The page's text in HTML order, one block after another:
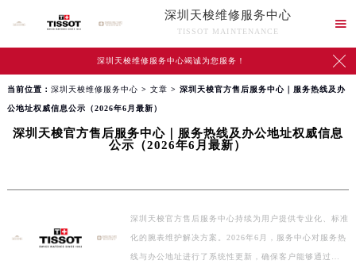
深圳天梭维修服务中心
TISSOT MAINTENANCE

深圳天梭维修服务中心竭诚为您服务！ 
当前位置： 深圳天梭维修服务中心 > 文章 > 深圳天梭官方售后服务中心｜服务热线及办
公地址权威信息公示（2026年6月最新）
深圳天梭官方售后服务中心｜服务热线及办公地址权威信息
公示（2026年6月最新）
深圳天梭官方售后服务中心持续为用户提供专业化、标准
化的腕表维护解决方案。2026年6月，服务中心对服务热
线与办公地址进行了系统性更新，确保客户能够通过…